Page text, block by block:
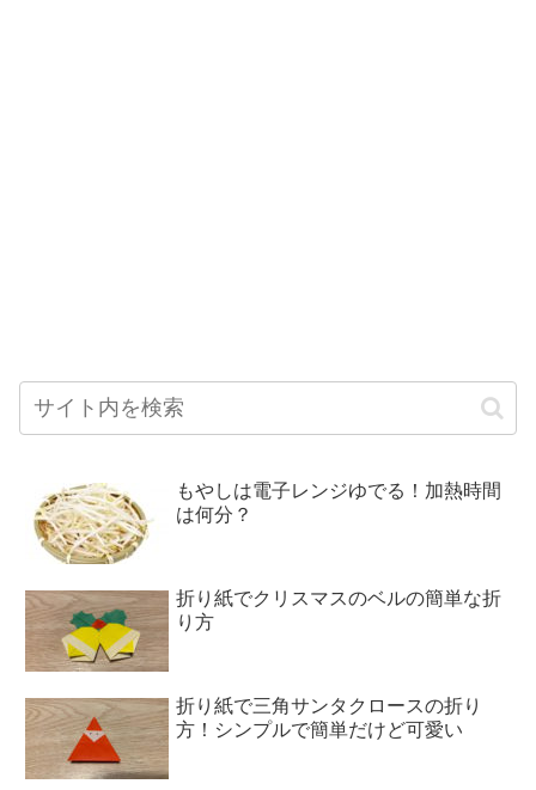
もやしは電子レンジゆでる！加熱時間
は何分？
折り紙でクリスマスのベルの簡単な折
り方
折り紙で三角サンタクロースの折り
方！シンプルで簡単だけど可愛い